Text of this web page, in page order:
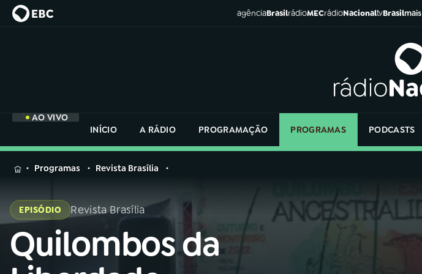
agênciaBrasilrádioMECrádioNacionaltvBrasilmais
AO VIVO
INÍCIO
A RÁDIO PROGRAMAÇÃO PROGRAMAS PODCASTS
MENU
Buscar
na
Rádio
Buscar
AO VIVO
na
Rádio
Nacional
Programas Revista Brasília
EPISÓDIO Revista Brasília
Quilombos da